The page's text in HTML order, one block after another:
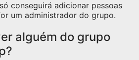
conseguirá adicionar pessoas
um administrador do grupo.
alguém do grupo